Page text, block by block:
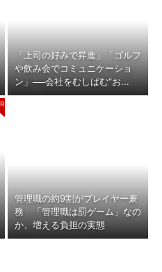
「上司の好みで昇進」「ゴルフ
や飲み会でコミュニケーショ
ン」──会社をむしばむ“お...
管理職の約9割がプレイヤー兼
務 「管理職は罰ゲーム」なの
か、増える負担の実態